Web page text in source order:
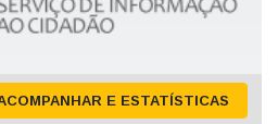
E ESTATÍSTICAS